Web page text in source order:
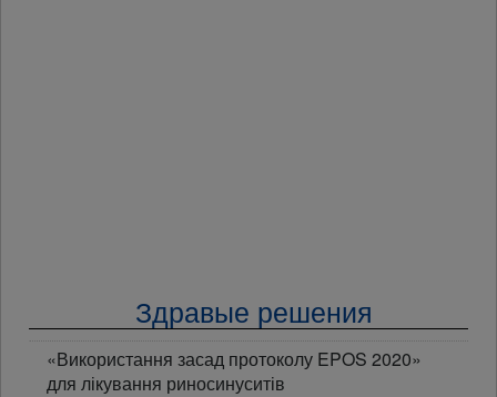
Здравые решения
«Використання засад протоколу EPOS 2020»
для лікування риносинуситів